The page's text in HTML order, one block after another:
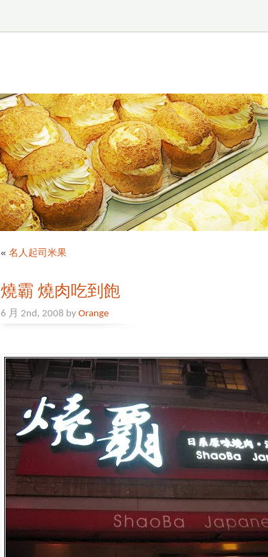
« 名人起司米果
燒霸 燒肉吃到飽
6 月 2nd, 2008 byOrange